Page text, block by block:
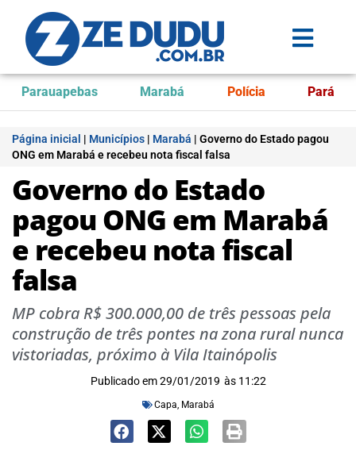
Parauapebas Marabá Polícia Pará
Página inicial | Municípios | Marabá | Governo do Estado pagou
ONG em Marabá e recebeu nota fiscal falsa
Governo do Estado
pagou ONG em Marabá
e recebeu nota fiscal
falsa
MP cobra R$ 300.000,00 de três pessoas pela
construção de três pontes na zona rural nunca
vistoriadas, próximo à Vila Itainópolis
Publicado em 29/01/2019 às 11:22
Capa, Marabá